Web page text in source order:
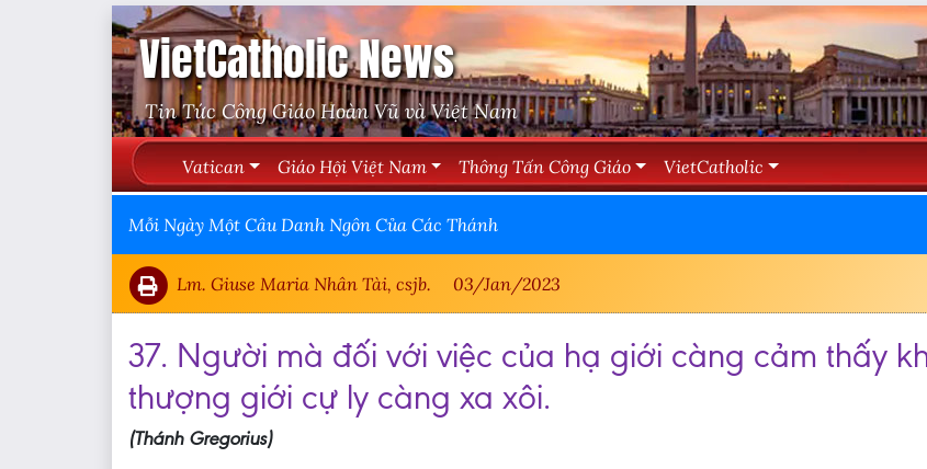
VietCatholic News
Tin Tức Công Giáo Hoàn Vũ và Việt Nam
Vatican Giáo Hội Việt Nam Thông Tấn Công Giáo VietCatholic
Mỗi Ngày Một Câu Danh Ngôn Của Các Thánh
Lm. Giuse Maria Nhân Tài, csjb. 03/Jan/2023
37. Người mà đối với việc của hạ giới càng cảm thấy
thượng giới cự ly càng xa xôi.
(Thánh Gregorius)